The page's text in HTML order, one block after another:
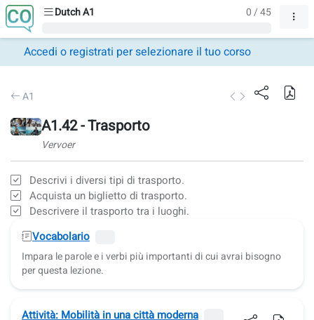
Dutch A1 0 / 45
Accedi o registrati per selezionare il tuo corso
A1
A1.42 - Trasporto
Vervoer
Descrivi i diversi tipi di trasporto.
Acquista un biglietto di trasporto.
Descrivere il trasporto tra i luoghi.
Vocabolario
Impara le parole e i verbi più importanti di cui avrai bisogno
per questa lezione.
Attività: Mobilità in una città moderna